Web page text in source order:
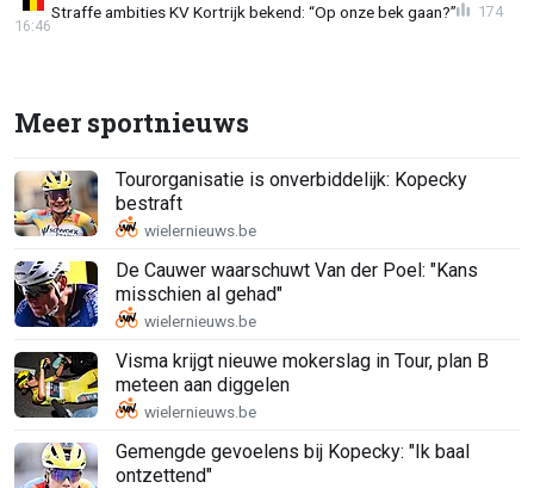
Straffe ambities KV Kortrijk bekend: “Op onze bek gaan?”
16:46
174
Meer sportnieuws
Tourorganisatie is onverbiddelijk: Kopecky
bestraft
De Cauwer waarschuwt Van der Poel: "Kans
misschien al gehad"
Visma krijgt nieuwe mokerslag in Tour, plan B
meteen aan diggelen
Gemengde gevoelens bij Kopecky: "Ik baal
ontzettend"